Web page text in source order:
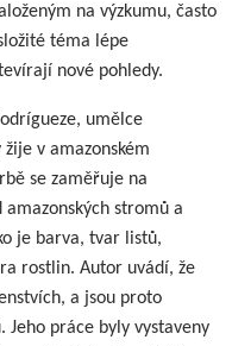
na výzkumu, často
téma lépe
nové pohledy.
umělce
v amazonském
se zaměřuje na
stromů a
je barva, tvar listů,
rostlin. Autor uvádí, že
a jsou proto
Jeho práce byly vystaveny